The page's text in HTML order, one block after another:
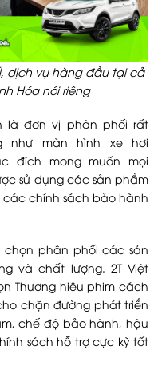
dịch vụ hàng đầu tại cả
Hóa nói riêng
đơn vị phân phối rất
như màn hình xe hơi
đích mong muốn mọi
sử dụng các sản phẩm
chính sách bảo hành
chọn phân phối các sản
và chất lượng. 2T Việt
Thương hiệu phim cách
chặn đường phát triển
chế độ bảo hành, hậu
sách hỗ trợ cực kỳ tốt